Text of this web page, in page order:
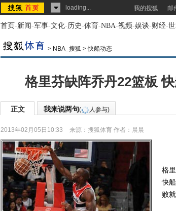
loading... 我的搜狐 邮
首页-新闻-军事-文化-历史-体育-NBA-视频-娱谈-财经-
> NBA_搜狐 >快船动态
格里芬缺阵乔丹22篮板
正文 我来说两句( 人参与)
2013年02月05日10:33 来源： 搜狐体育 作者：晨晨
北
格
快
败